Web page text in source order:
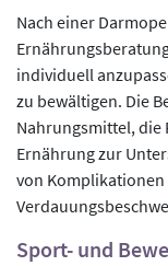
Nach einer
individuell
zu bewältigen. Die
Nahrungsmittel, die
Ernährung zur
von
Sport- und